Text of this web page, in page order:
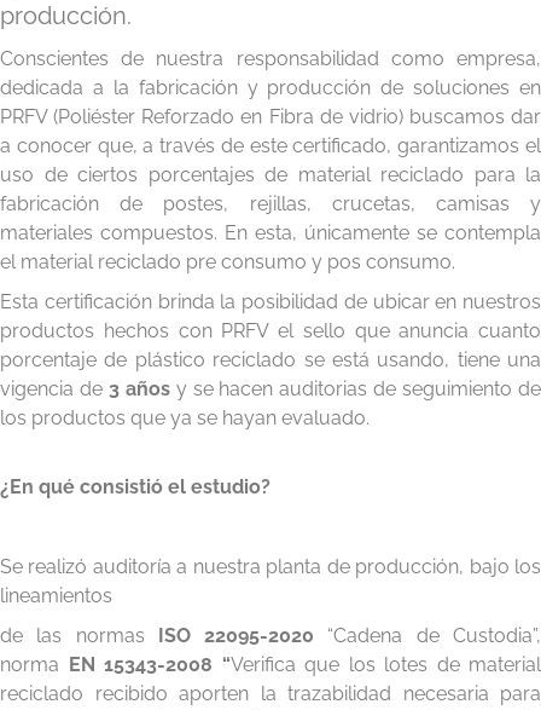
producción.
Conscientes de nuestra responsabilidad como empresa,
dedicada a la fabricación y producción de soluciones en
PRFV (Poliéster Reforzado en Fibra de vidrio) buscamos dar
a conocer que, a través de este certificado, garantizamos el
uso de ciertos porcentajes de material reciclado para la
fabricación de postes, rejillas, crucetas, camisas y
materiales compuestos. En esta, únicamente se contempla
el material reciclado pre consumo y pos consumo.
Esta certificación brinda la posibilidad de ubicar en nuestros
productos hechos con PRFV el sello que anuncia cuanto
porcentaje de plástico reciclado se está usando, tiene una
vigencia de 3 añosy se hacen auditorias de seguimiento de
los productos que ya se hayan evaluado.
¿En qué consistió el estudio?
Se realizó auditoría a nuestra planta de producción, bajo los
lineamientos
de las normas ISO 22095-2020 “Cadena de Custodia”,
norma EN 15343-2008 “Verifica que los lotes de material
reciclado recibido aporten la trazabilidad necesaria para